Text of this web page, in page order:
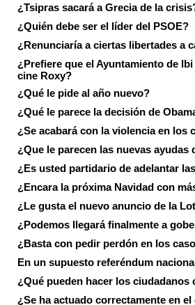
¿Tsipras sacará a Grecia de la
¿Quién debe ser el líder del PSOE?
¿Renunciaría a ciertas libertades a
¿Prefiere que el Ayuntamiento de
cine Roxy?
¿Qué le pide al año nuevo?
¿Qué le parece la decisión de
¿Se acabará con la violencia en los
¿Que le parecen las nuevas
¿Es usted partidario de adelantar
¿Encara la próxima Navidad con
¿Le gusta el nuevo anuncio de la
¿Podemos llegará finalmente a
¿Basta con pedir perdón en los
En un supuesto referéndum
¿Qué pueden hacer los
¿Se ha actuado correctamente en